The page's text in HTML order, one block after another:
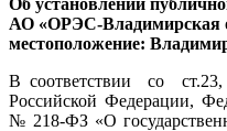
АО «ОРЭС-Владимирская
местоположение:
В соответствии со ст.23,
Российской Федерации,
№ 218-ФЗ «О